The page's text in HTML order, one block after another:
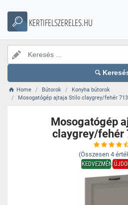
KERTIFELSZERELES.HU
Home Bútorok
Konyha bútorok
Mosogatógép ajtaja Stilo claygrey/fehér
Mosogatógép
claygrey/fehér
(Összesen 4
KEDVEZMÉNY